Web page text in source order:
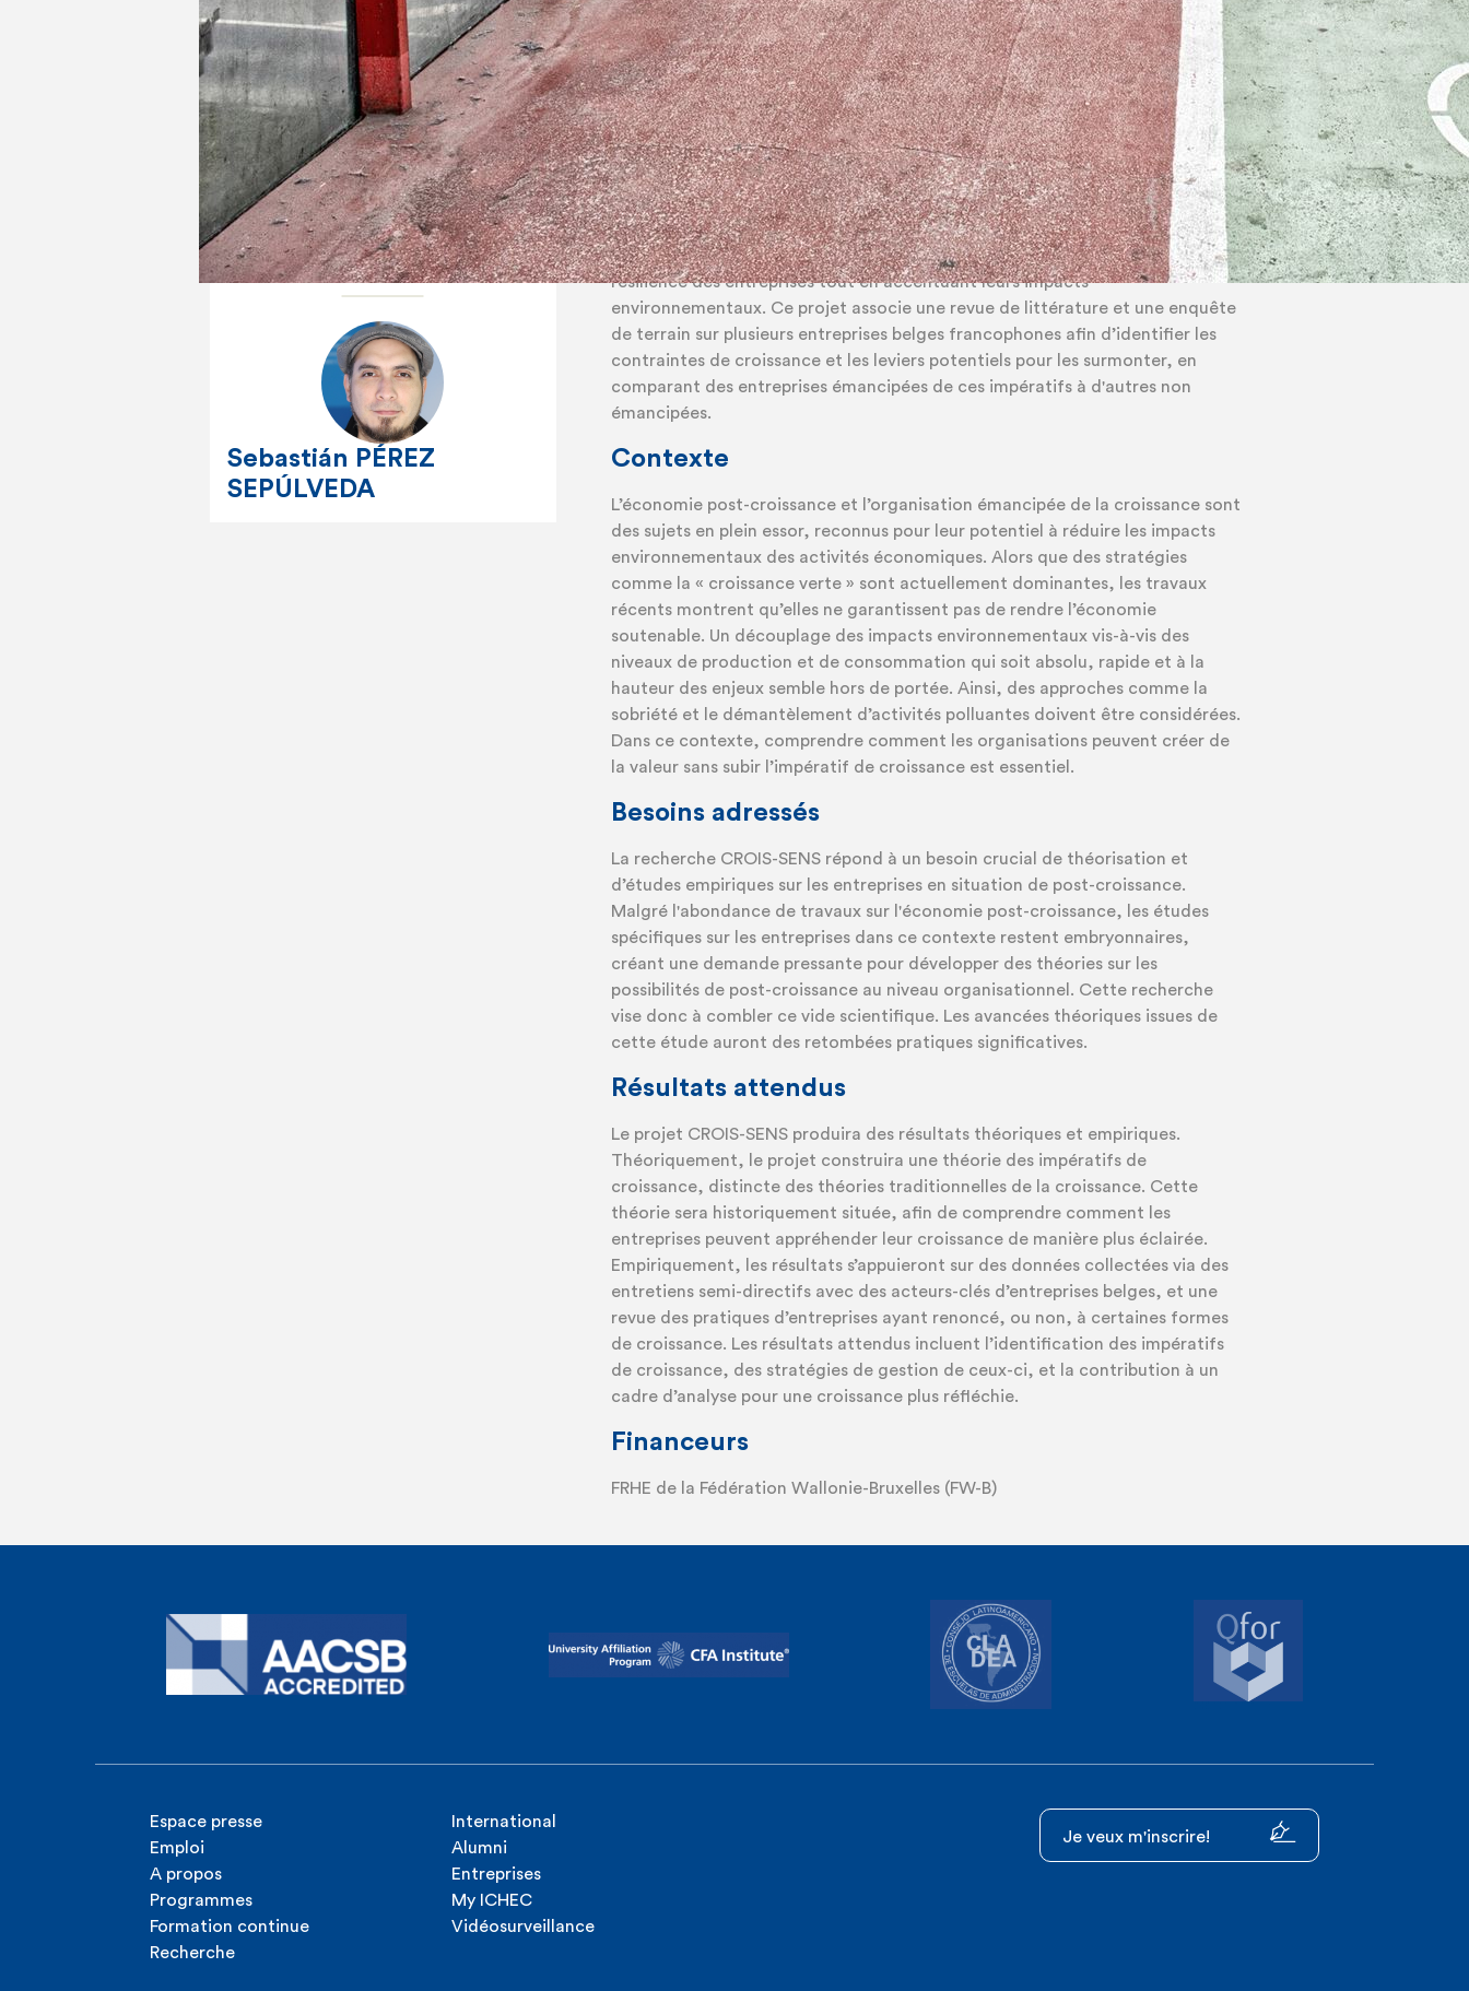
Fanny DETHIER
Philippe ROMAN
Sebastián PÉREZ
SEPÚLVEDA
dans deux secteurs-clés, comment les entreprises peuvent
prospérer tout étant libérées de l’impératif, réel ou ressenti,
de croître.
Le projet CROIS-SENS analyse les impératifs de croissance auxquels font face
les entreprises et explore les leviers pour s’en émanciper. La croissance,
souvent perçue positivement, peut cependant compromettre la stabilité et la
résilience des entreprises tout en accentuant leurs impacts
environnementaux. Ce projet associe une revue de littérature et une enquête
de terrain sur plusieurs entreprises belges francophones afin d’identifier les
contraintes de croissance et les leviers potentiels pour les surmonter, en
comparant des entreprises émancipées de ces impératifs à d'autres non
émancipées.
Contexte
L’économie post-croissance et l’organisation émancipée de la croissance sont
des sujets en plein essor, reconnus pour leur potentiel à réduire les impacts
environnementaux des activités économiques. Alors que des stratégies
comme la « croissance verte » sont actuellement dominantes, les travaux
récents montrent qu’elles ne garantissent pas de rendre l’économie
soutenable. Un découplage des impacts environnementaux vis-à-vis des
niveaux de production et de consommation qui soit absolu, rapide et à la
hauteur des enjeux semble hors de portée. Ainsi, des approches comme la
sobriété et le démantèlement d’activités polluantes doivent être considérées.
Dans ce contexte, comprendre comment les organisations peuvent créer de
la valeur sans subir l’impératif de croissance est essentiel.
Besoins adressés
La recherche CROIS-SENS répond à un besoin crucial de théorisation et
d’études empiriques sur les entreprises en situation de post-croissance.
Malgré l'abondance de travaux sur l'économie post-croissance, les études
spécifiques sur les entreprises dans ce contexte restent embryonnaires,
créant une demande pressante pour développer des théories sur les
possibilités de post-croissance au niveau organisationnel. Cette recherche
vise donc à combler ce vide scientifique. Les avancées théoriques issues de
cette étude auront des retombées pratiques significatives.
Résultats attendus
Le projet CROIS-SENS produira des résultats théoriques et empiriques.
Théoriquement, le projet construira une théorie des impératifs de
croissance, distincte des théories traditionnelles de la croissance. Cette
théorie sera historiquement située, afin de comprendre comment les
entreprises peuvent appréhender leur croissance de manière plus éclairée.
Empiriquement, les résultats s’appuieront sur des données collectées via des
entretiens semi-directifs avec des acteurs-clés d’entreprises belges, et une
revue des pratiques d’entreprises ayant renoncé, ou non, à certaines formes
de croissance. Les résultats attendus incluent l’identification des impératifs
de croissance, des stratégies de gestion de ceux-ci, et la contribution à un
cadre d’analyse pour une croissance plus réfléchie.
Financeurs
FRHE de la Fédération Wallonie-Bruxelles (FW-B)
Espace presse
Emploi
A propos
Programmes
Formation continue
Recherche
International
Alumni
Entreprises
My ICHEC
Vidéosurveillance
Je veux m'inscrire!